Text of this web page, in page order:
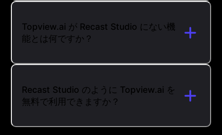
Topview.ai が Recast Studio にない機
能とは何ですか？
Recast Studio のように Topview.ai を
無料で利用できますか？